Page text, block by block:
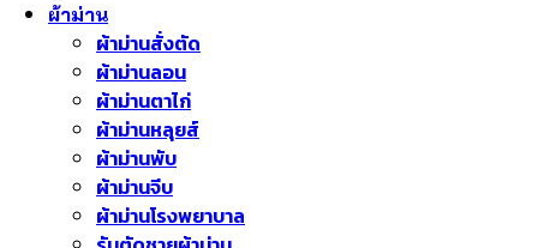
ผ้าม่าน
ผ้าม่านสั่งตัด
ผ้าม่านลอน
ผ้าม่านตาไก่
ผ้าม่านหลุยส์
ผ้าม่านพับ
ผ้าม่านจีบ
ผ้าม่านโรงพยาบาล